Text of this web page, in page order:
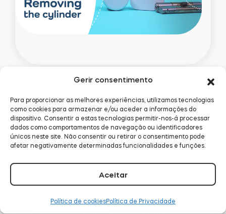
Gerir consentimento
Para proporcionar as melhores experiências, utilizamos tecnologias
como cookies para armazenar e/ou aceder a informações do
dispositivo. Consentir a estas tecnologias permitir-nos-á processar
dados como comportamentos de navegação ou identificadores
únicos neste site. Não consentir ou retirar o consentimento pode
afetar negativamente determinadas funcionalidades e funções.
Aceitar
Política de cookiesPolítica de Privacidade
Desinstalar o
cilindro
Como iniciar sua instalação: removendo os
cabos, a placa de cobertura e o próprio
cilindro.